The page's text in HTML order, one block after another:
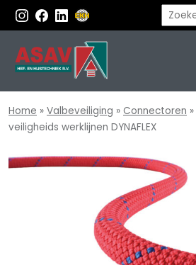
Home » Valbeveiliging » Connectoren »
veiligheids werklijnen DYNAFLEX